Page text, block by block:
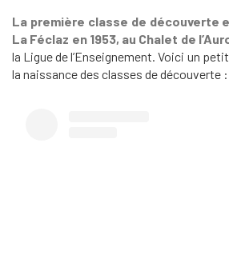
La première classe de découverte
La Féclaz en 1953, au Chalet de
la Ligue de l’Enseignement. Voici un
la naissance des classes de découverte :